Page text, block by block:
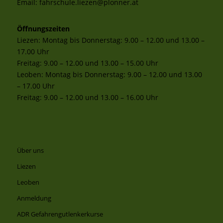
Email: fahrschule.liezen@plonner.at
Öffnungszeiten
Liezen: Montag bis Donnerstag: 9.00 – 12.00 und 13.00 –
17.00 Uhr
Freitag: 9.00 – 12.00 und 13.00 – 15.00 Uhr
Leoben: Montag bis Donnerstag: 9.00 – 12.00 und 13.00
– 17.00 Uhr
Freitag: 9.00 – 12.00 und 13.00 – 16.00 Uhr
Über uns
Liezen
Leoben
Anmeldung
ADR Gefahrengutlenkerkurse